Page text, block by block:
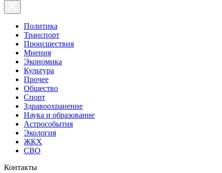
Политика
Транспорт
Происшествия
Мнения
Экономика
Культура
Прочее
Общество
Спорт
Здравоохранение
Наука и образование
Астрособытия
Экология
ЖКХ
СВО
Контакты